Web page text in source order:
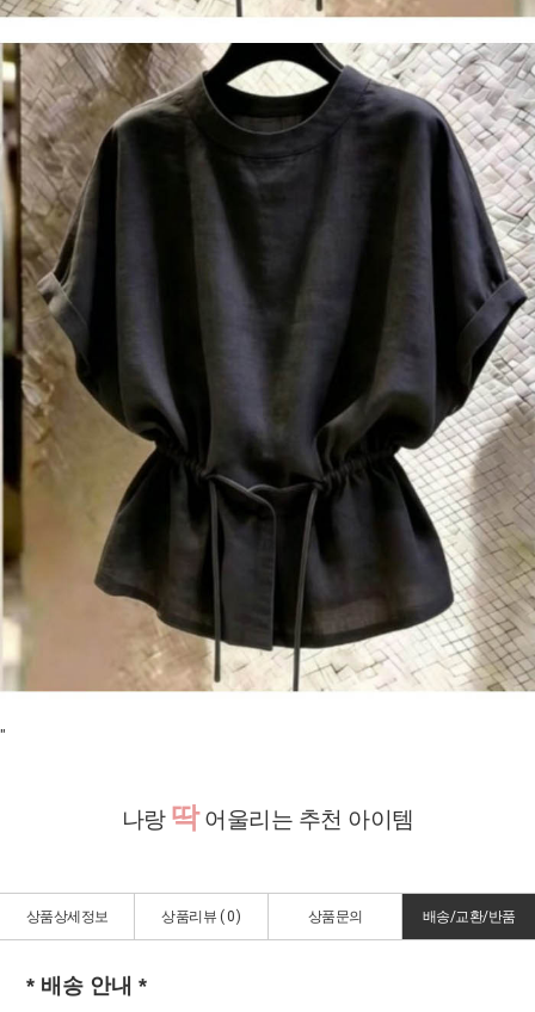
"
나랑 딱어울리는 추천 아이템
상품상세정보 상품리뷰 ( 0) 상품문의 배송/교환/반품
* 배송 안내 *